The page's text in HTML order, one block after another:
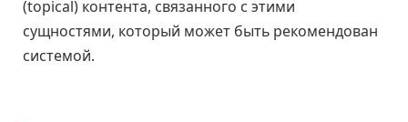
(topical) контента, связанного с этими
сущностями, который может быть рекомендован
системой.